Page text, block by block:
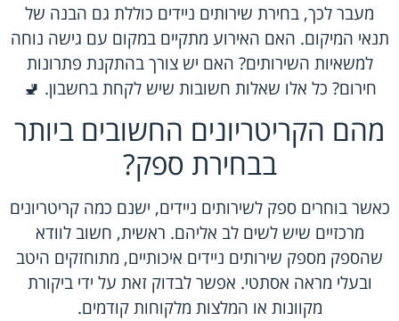
מעבר לכך, בחירת שירותים ניידים כוללת גם הבנה של
תנאי המיקום. האם האירוע מתקיים במקום עם גישה נוחה
למשאיות השירותים? האם יש צורך בהתקנת פתרונות
חירום? כל אלו שאלות חשובות שיש לקחת בחשבון. 🚽
מהם הקריטריונים החשובים ביותר
בבחירת ספק?
כאשר בוחרים ספק לשירותים ניידים, ישנם כמה קריטריונים
מרכזיים שיש לשים לב אליהם. ראשית, חשוב לוודא
שהספק מספק שירותים ניידים איכותיים, מתוחזקים היטב
ובעלי מראה אסתטי. אפשר לבדוק זאת על ידי ביקורת
מקוונות או המלצות מלקוחות קודמים.